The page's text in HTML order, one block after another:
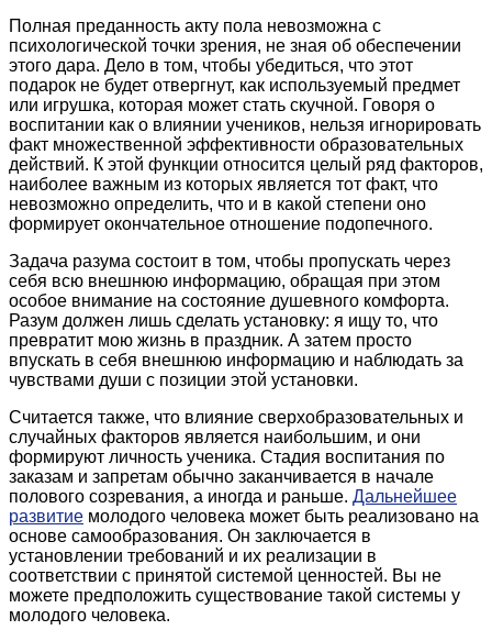
Полная преданность акту пола невозможна с
психологической точки зрения, не зная об обеспечении
этого дара. Дело в том, чтобы убедиться, что этот
подарок не будет отвергнут, как используемый предмет
или игрушка, которая может стать скучной. Говоря о
воспитании как о влиянии учеников, нельзя игнорировать
факт множественной эффективности образовательных
действий. К этой функции относится целый ряд факторов,
наиболее важным из которых является тот факт, что
невозможно определить, что и в какой степени оно
формирует окончательное отношение подопечного.
Задача разума состоит в том, чтобы пропускать через
себя всю внешнюю информацию, обращая при этом
особое внимание на состояние душевного комфорта.
Разум должен лишь сделать установку: я ищу то, что
превратит мою жизнь в праздник. А затем просто
впускать в себя внешнюю информацию и наблюдать за
чувствами души с позиции этой установки.
Считается также, что влияние сверхобразовательных и
случайных факторов является наибольшим, и они
формируют личность ученика. Стадия воспитания по
заказам и запретам обычно заканчивается в начале
полового созревания, а иногда и раньше. Дальнейшее
развитие молодого человека может быть реализовано на
основе самообразования. Он заключается в
установлении требований и их реализации в
соответствии с принятой системой ценностей. Вы не
можете предположить существование такой системы у
молодого человека.